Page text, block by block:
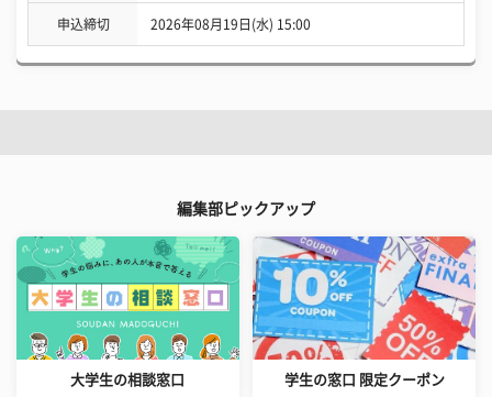
申込締切 2026年08月19日(水) 15:00
編集部ピックアップ
大学生の相談窓口 学生の窓口 限定クーポン